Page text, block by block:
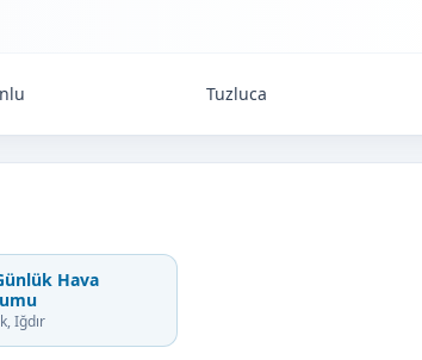
Tuzluca
Hava
Iğdır